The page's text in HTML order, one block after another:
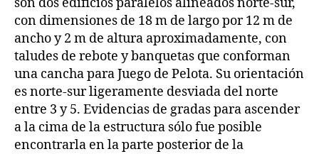
con dimensiones de 18 m de largo por 12 m de
ancho y 2 m de altura aproximadamente, con
taludes de rebote y banquetas que conforman
una cancha para Juego de Pelota. Su orientación
es norte-sur ligeramente desviada del norte
entre 3 y 5. Evidencias de gradas para ascender
a la cima de la estructura sólo fue posible
encontrarla en la parte posterior de la